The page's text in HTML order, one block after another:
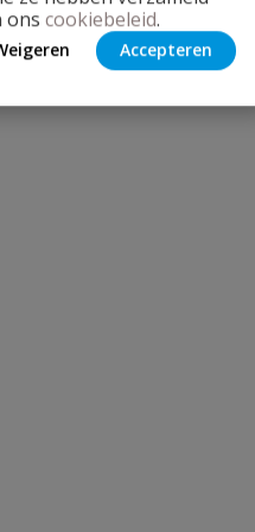
ons cookiebeleid.
Accepteren